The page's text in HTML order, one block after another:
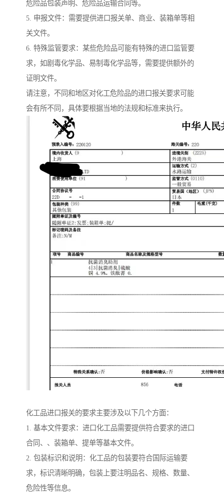
危险品包装声明、危险品运输合同等。
5. 申报文件：需要提供进口报关单、商业、装箱单等相
关文件。
6. 特殊监管要求：某些危险品可能有特殊的进口监管要
求，如剧毒化学品、易制毒化学品等，需要提供额外的
证明文件。
请注意，不同和地区对化工危险品的进口报关要求可能
会有所不同，具体要根据当地的法规和标准来执行。
化工品进口报关的要求主要涉及以下几个方面：
1. 基本文件要求：进口化工品需要提供符合要求的进口
合同、、装箱单、提单等基本文件。
2. 包装标识和说明：化工品的包装要符合国际运输要
求，标识清晰明确，包装上要注明品名、规格、数量、
危险性等信息。